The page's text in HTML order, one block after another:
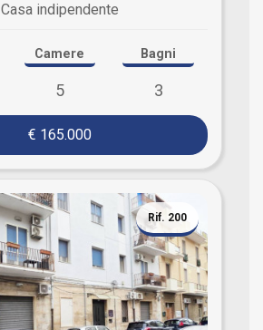
Casa indipendente
Camere
5
Bagni
3
€ 165.000
Rif. 200